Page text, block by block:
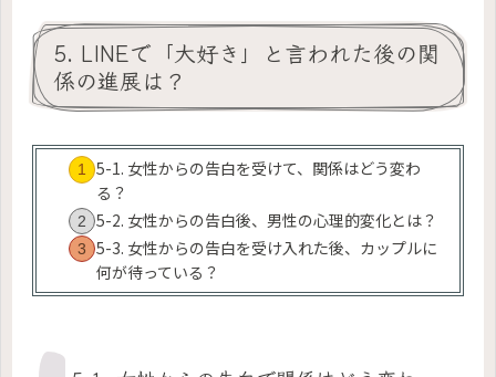
5. LINEで「大好き」と言われた後の関
係の進展は？
5-1. 女性からの告白を受けて、関係はどう変わ
る？
5-2. 女性からの告白後、男性の心理的変化とは？
5-3. 女性からの告白を受け入れた後、カップルに
何が待っている？